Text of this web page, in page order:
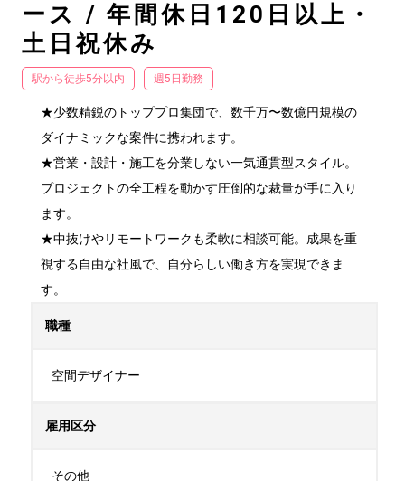
ース / 年間休日120日以上・
土日祝休み
駅から徒歩5分以内 週5日勤務
★少数精鋭のトッププロ集団で、数千万〜数億円規模の
ダイナミックな案件に携われます。
★営業・設計・施工を分業しない一気通貫型スタイル。
プロジェクトの全工程を動かす圧倒的な裁量が手に入り
ます。
★中抜けやリモートワークも柔軟に相談可能。成果を重
視する自由な社風で、自分らしい働き方を実現できま
す。
職種
空間デザイナー
雇用区分
その他